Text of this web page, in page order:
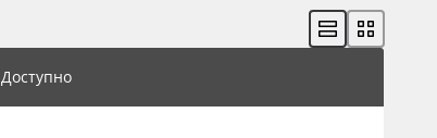
Доступно